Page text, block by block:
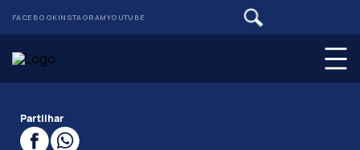
FACEBOOKINSTAGRAMYOUTUBE
Partilhar